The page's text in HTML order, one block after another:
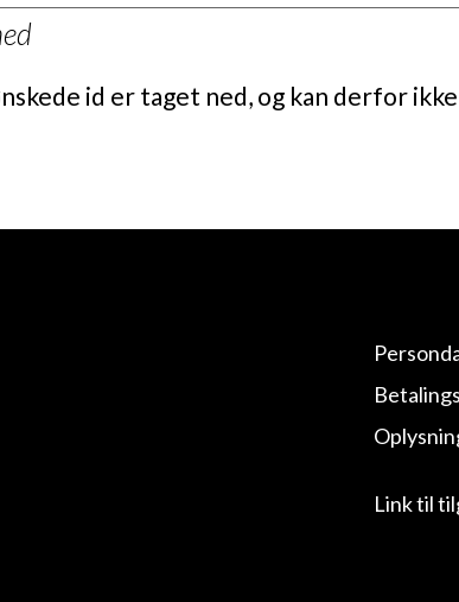
id er taget ned, og kan derfor ikke
Link til